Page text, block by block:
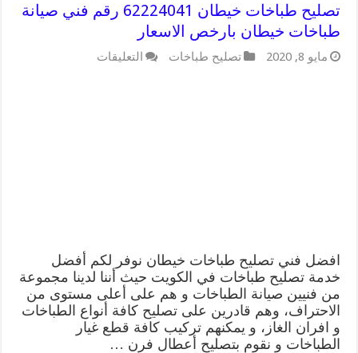
تصليح طباخات خيطان 62224041 رقم فني صيانة
طباخات خيطان بارخص الاسعار
مايو 8, 2020 تصليح طباخات التعليقات
افضل فني تصليح طباخات خيطان نوفر لكم أفضل
خدمة تصليح طباخات في الكويت حيث أننا لدينا مجموعة
من فنيين صيانة الطباخات و هم على أعلى مستوى من
الاحتراف، وهم قادرين على تصليح كافة أنواع الطباخات
و افران الغاز، و يمكنهم تركيب كافة قطع غيار
الطباخات و نقوم بتصليح أعطال فرن …